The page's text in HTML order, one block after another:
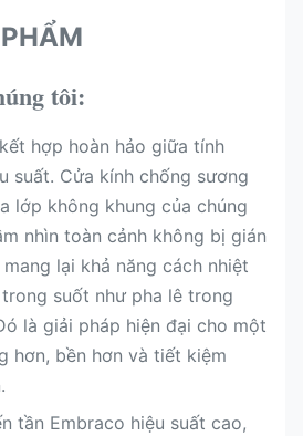
tôi:
hợp hoàn hảo giữa tính
suất. Cửa kính chống sương
lớp không khung của chúng
nhìn toàn cảnh không bị gián
lại khả năng cách nhiệt
suốt như pha lê trong
là giải pháp hiện đại cho một
hơn, bền hơn và tiết kiệm
tần Embraco hiệu suất cao,